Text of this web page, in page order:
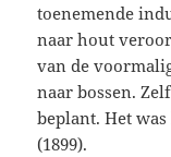
toenemende
naar hout
van de
naar bossen.
beplant. Het
(1899).